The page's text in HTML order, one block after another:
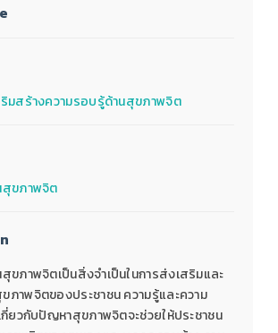
มสร้างความรอบรู้ด้านสุขภาพจิต
สุขภาพจิต
ขภาพจิตเป็นสิ่งจำเป็นในการส่งเสริมและ
าพจิตของประชาชน ความรู้และความ
กี่ยวกับปัญหาสุขภาพจิตจะช่วยให้ประชาชน